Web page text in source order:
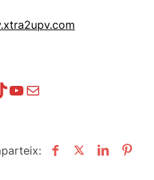
YouTube
Mail